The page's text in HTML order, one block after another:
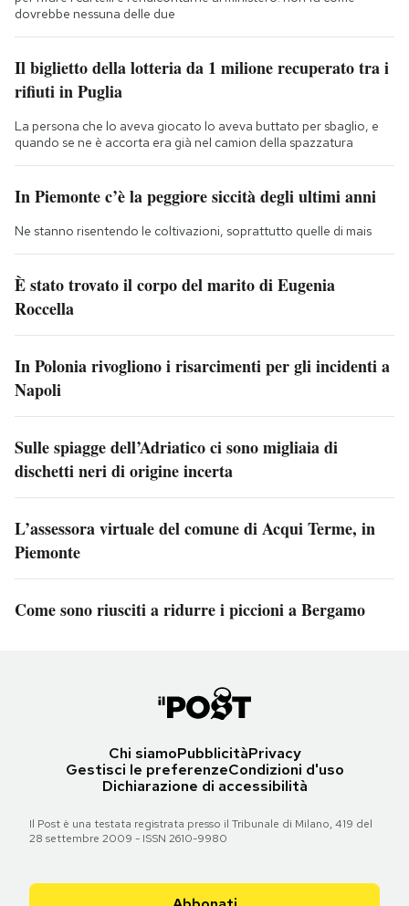
dovrebbe nessuna delle due
Il biglietto della lotteria da 1 milione recuperato tra i
rifiuti in Puglia
La persona che lo aveva giocato lo aveva buttato per sbaglio, e
quando se ne è accorta era già nel camion della spazzatura
In Piemonte c’è la peggiore siccità degli ultimi anni
Ne stanno risentendo le coltivazioni, soprattutto quelle di mais
È stato trovato il corpo del marito di Eugenia
Roccella
In Polonia rivogliono i risarcimenti per gli incidenti a
Napoli
Sulle spiagge dell’Adriatico ci sono migliaia di
dischetti neri di origine incerta
L’assessora virtuale del comune di Acqui Terme, in
Piemonte
Come sono riusciti a ridurre i piccioni a Bergamo
Chi siamoPubblicitàPrivacy
Gestisci le preferenzeCondizioni d'uso
Dichiarazione di accessibilità
Il Post è una testata registrata presso il Tribunale di Milano, 419 del
28 settembre 2009 - ISSN 2610-9980